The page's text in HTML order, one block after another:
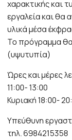
χαρακτικής και
εργαλεία και θα
υλικά μέσα
Το πρόγραμμα θα
(υψυτυπία)
Ώρες και μέρες
11:00- 13:00
Κυριακή 18:00-
Υπεύθυνη
τηλ. 6984215358